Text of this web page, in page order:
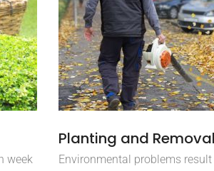
week
Planting and Removal
Environmental problems